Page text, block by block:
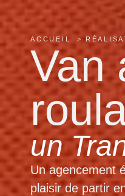
ACCUEIL
Van
un
Un agencement
plaisir de partir